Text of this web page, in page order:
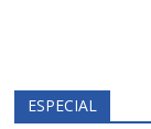
ESPECIAL